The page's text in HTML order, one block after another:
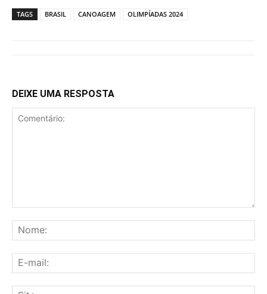
TAGS BRASIL CANOAGEM OLIMPÍADAS 2024
DEIXE UMA RESPOSTA